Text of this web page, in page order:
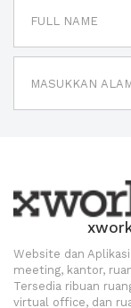
Website dan
meeting, kantor,
Tersedia ribuan
virtual office, dan